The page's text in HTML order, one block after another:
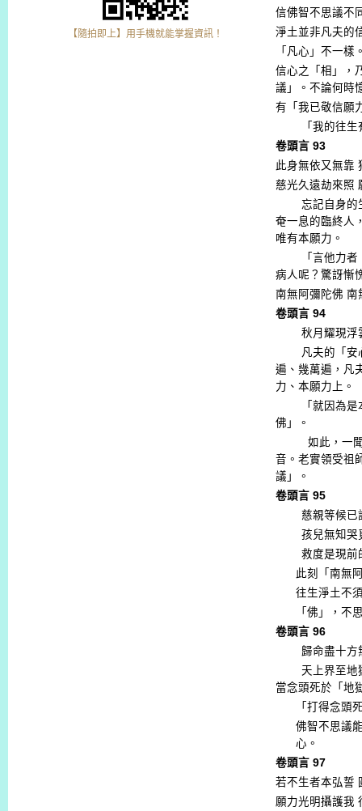
信佛智不思議不
淨土並非凡夫的
「凡心」不一樣
信心之「相」，
議」。不論何時
有「我已敬信願
「我的往
卷頭言 93
此身無依又無靠
慈光久遠劫來照
忘記自身的
奄一息的臨終人
唯有本願力。
「言他力
病人呢？驚訝慚
南無阿彌陀佛 南
卷頭言 94
秋月耀現浮
凡夫的「安
遍、幾萬遍，凡
力、本願力上。
「就因為
佛」。
如此，一
音。老實領受祖
議」。
卷頭言 95
慈親等候已
孩兒無知哭
救度是現前
此刻「南無
往生淨土不
「佛」，不
卷頭言 96
歸命盡十方
天上界至地
當念頭死於「地
「打得念頭
佛智不思議
心。
卷頭言 97
若不生者本弘誓
願力光明攝護我
【隨拍即上】用手機就能掌握資訊！